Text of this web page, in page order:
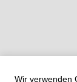
Wir verwenden